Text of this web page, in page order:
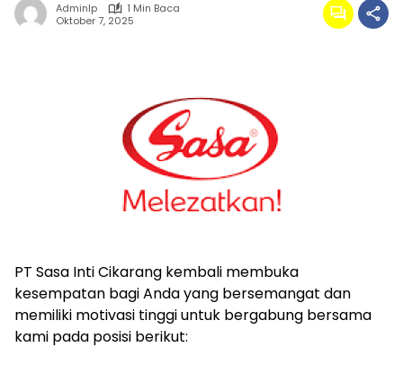
Adminlp
1 Min Baca
Oktober 7, 2025
PT Sasa Inti Cikarang kembali membuka
kesempatan bagi Anda yang bersemangat dan
memiliki motivasi tinggi untuk bergabung bersama
kami pada posisi berikut: